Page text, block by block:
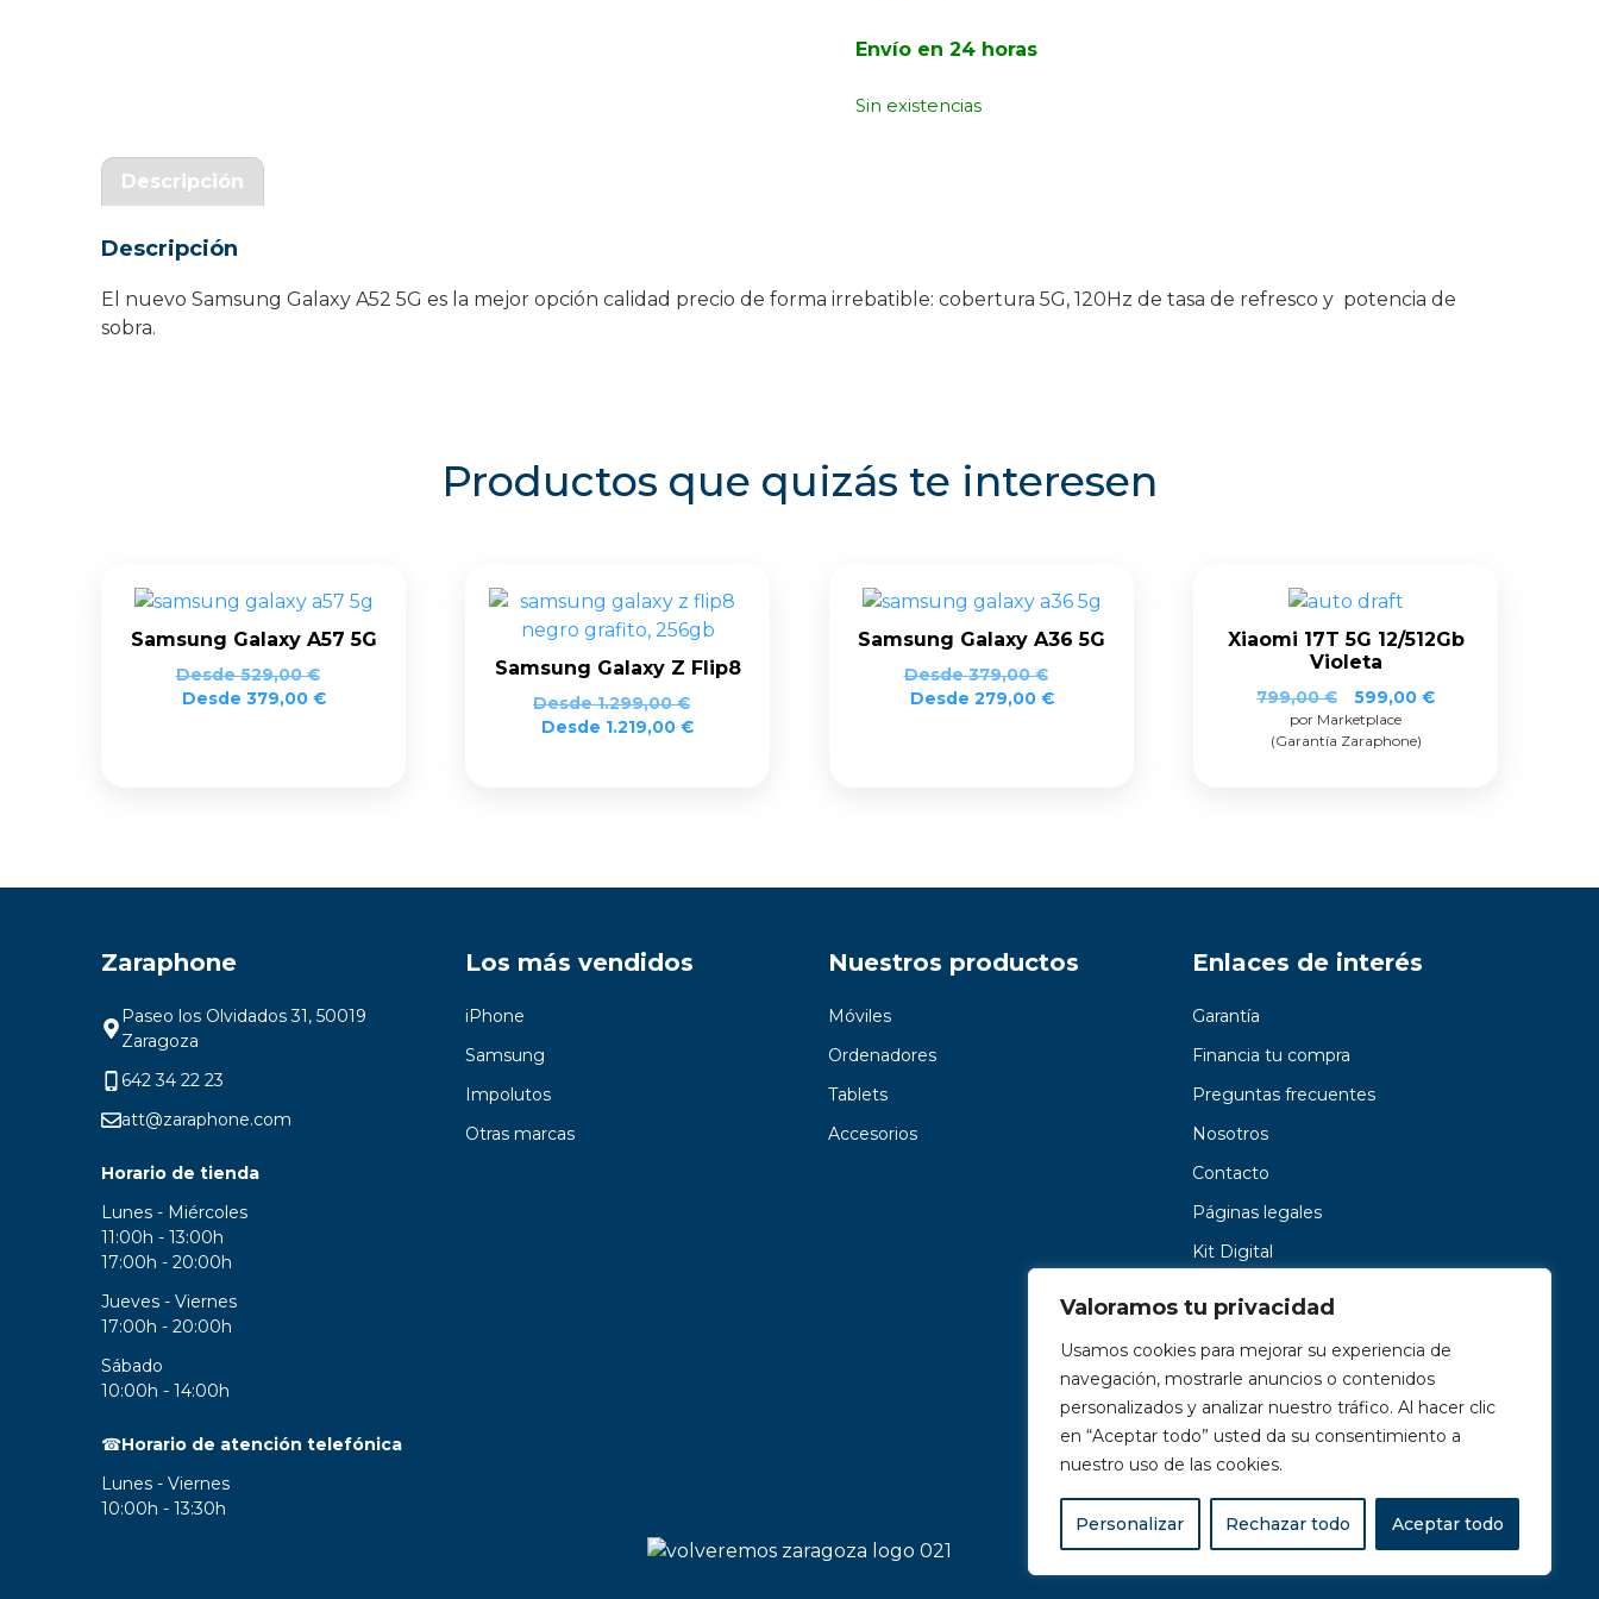
Valoramos tu privacidad
Usamos cookies para mejorar su experiencia de
navegación, mostrarle anuncios o contenidos
personalizados y analizar nuestro tráfico. Al hacer clic
en “Aceptar todo” usted da su consentimiento a
nuestro uso de las cookies.
Personalizar Rechazar todo Aceptar todo
Envío en 24 horas
Sin existencias
Descripción
Descripción
El nuevo Samsung Galaxy A52 5G es la mejor opción calidad precio de forma irrebatible: cobertura 5G, 120Hz de tasa de refresco y potencia de
sobra.
Productos que quizás te interesen
Samsung Galaxy A57 5G
Desde529,00€
Desde 379,00 €
Samsung Galaxy Z Flip8
Desde1.299,00€
Desde 1.219,00 €
Samsung Galaxy A36 5G
Desde379,00€
Desde 279,00 €
Xiaomi 17T 5G 12/512Gb
Violeta
799,00€
El
precio
original
599,00 €El
por Marketplace
(Garantía Zaraphone)
Zaraphone
Paseo los Olvidados 31, 50019
Zaragoza
642 34 22 23
att@zaraphone.com
Horario de tienda
Lunes - Miércoles
11:00h - 13:00h
17:00h - 20:00h
Jueves - Viernes
17:00h - 20:00h
Sábado
10:00h - 14:00h
☎Horario de atención telefónica
Lunes - Viernes
10:00h - 13:30h
Los más vendidos
iPhone
Samsung
Impolutos
Otras marcas
Nuestros productos
Móviles
Ordenadores
Tablets
Accesorios
Enlaces de interés
Garantía
Financia tu compra
Preguntas frecuentes
Nosotros
Contacto
Páginas legales
Kit Digital